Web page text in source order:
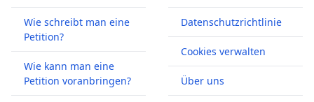
Wie schreibt man eine
Petition?
Wie kann man eine
Petition voranbringen?
Datenschutzrichtlinie
Cookies verwalten
Über uns